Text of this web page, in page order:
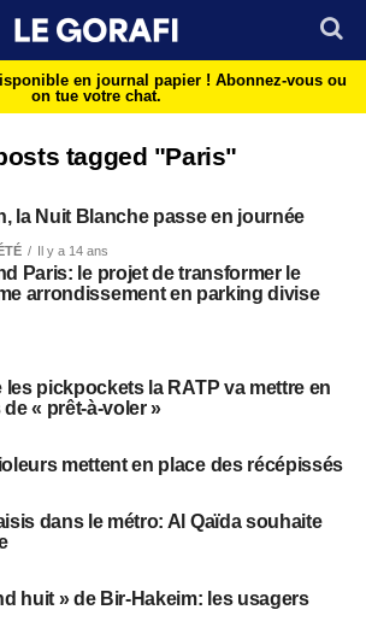
en journal papier ! Abonnez-vous ou
on tue votre chat.
tagged "Paris"
la Nuit Blanche passe en journée
Il y a 14 ans
Paris: le projet de transformer le
arrondissement en parking divise
les pickpockets la RATP va mettre en
« prêt-à-voler »
mettent en place des récépissés
dans le métro: Al Qaïda souhaite
huit » de Bir-Hakeim: les usagers